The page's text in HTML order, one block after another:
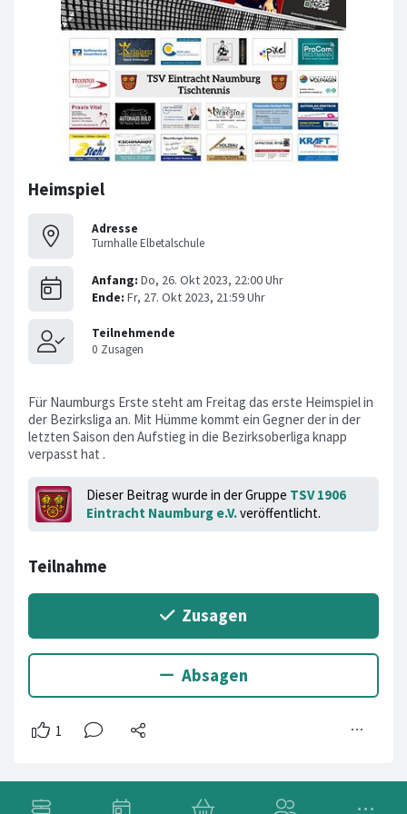
Heimspiel
Adresse
Turnhalle Elbetalschule
Für Naumburgs Erste steht am Freitag das erste Heimspiel in
der Bezirksliga an. Mit Hümme kommt ein Gegner der in der
letzten Saison den Aufstieg in die Bezirksoberliga knapp
verpasst hat .
Dieser Beitrag wurde in der Gruppe TSV 1906
Eintracht Naumburg e.V.veröffentlicht.